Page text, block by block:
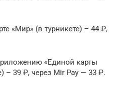
«Мир» (в турникете) – 44 ₽,
«Единой карты
– 39 ₽, через Mir Pay — 33 ₽.